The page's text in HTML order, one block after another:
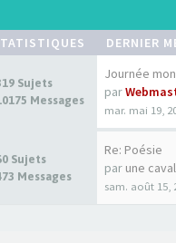
DERNIER
Sujets
Messages
Journée
par
mar. mai 19,
Sujets
Messages
Re: Poésie
par une
sam. août 15,